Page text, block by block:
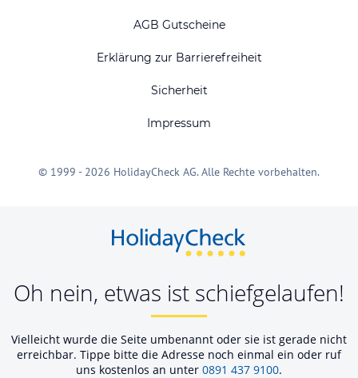
AGB Gutscheine
Erklärung zur Barrierefreiheit
Sicherheit
Impressum
© 1999 - 2026 HolidayCheck AG. Alle Rechte vorbehalten.
Oh nein, etwas ist schiefgelaufen!
Vielleicht wurde die Seite umbenannt oder sie ist gerade nicht
erreichbar. Tippe bitte die Adresse noch einmal ein oder ruf
uns kostenlos an unter 0891 437 9100.